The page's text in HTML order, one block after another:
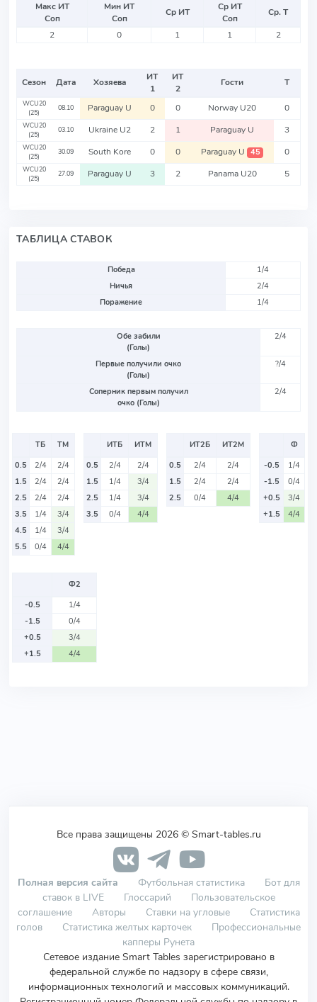
Макс ИТ
Соп
Мин ИТ
Соп
Ср ИТ
Ср ИТ
Соп
Ср. Т
2
0 1 1 2
Сезон Дата Хозяева
ИТ
1
ИТ
2
Гости Т
WCU20
(25)
08.10 Paraguay U 0 0 Norway U20 0
WCU20
(25)
03.10 Ukraine U2 2 1 Paraguay U 3
WCU20
(25)
30.09 South Kore 0 0 Paraguay U 45 0
WCU20
(25)
27.09 Paraguay U 3 2 Panama U20 5
ТАБЛИЦА СТАВОК
Победа
1/4
Ничья
2/4
Поражение
1/4
Обе забили
(Голы)
2/4
Первые получили очко
(Голы)
?/4
Соперник первым получил
очко (Голы)
2/4
ТБ
ТМ
0.5
2/4
2/4
1.5
2/4
2/4
2.5
2/4
2/4
3.5
1/4
3/4
4.5
1/4
3/4
5.5
0/4 4/4
ИТБ
ИТМ
0.5
2/4
2/4
1.5
1/4
3/4
2.5
1/4
3/4
3.5
0/4 4/4
ИТ2Б
ИТ2М
0.5
2/4
2/4
1.5
2/4
2/4
2.5
0/4 4/4
Ф
-0.5
1/4
-1.5
0/4
+0.5
3/4
+1.5
4/4
Ф2
-0.5
1/4
-1.5
0/4
+0.5
3/4
+1.5
4/4
Все права защищены 2026 © Smart-tables.ru
Полная версия сайта Футбольная статистика
Бот для
ставок в LIVE
Глоссарий
Пользовательское
соглашение
Авторы Ставки на угловые
Статистика
голов
Статистика желтых карточек
Профессиональные
капперы Рунета
Сетевое издание Smart Tables зарегистрировано в
федеральной службе по надзору в сфере связи,
информационных технологий и массовых коммуникаций.